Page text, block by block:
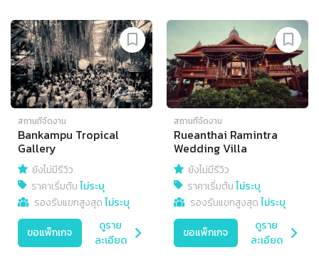
สถานที่จัดงาน
Bankampu Tropical
Gallery
ยังไม่มีรีวิว
ราคาเริ่มต้นไม่ระบุ
รองรับแขกสูงสุดไม่ระบุ
ขอแพ็กเกจ
ดูราย
ละเอียด
สถานที่จัดงาน
Rueanthai Ramintra
Wedding Villa
ยังไม่มีรีวิว
ราคาเริ่มต้นไม่ระบุ
รองรับแขกสูงสุดไม่ระบุ
ขอแพ็กเกจ
ดูราย
ละเอียด